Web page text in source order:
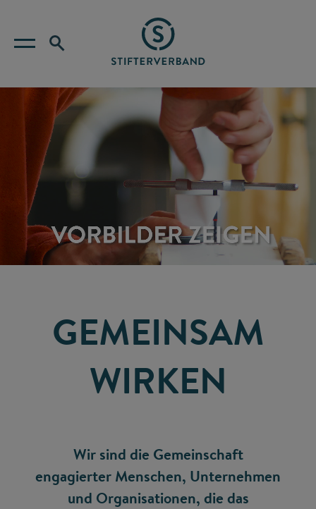
GEMEINSAM
WIRKEN
Wir sind die Gemeinschaft
engagierter Menschen, Unternehmen
und Organisationen, die das